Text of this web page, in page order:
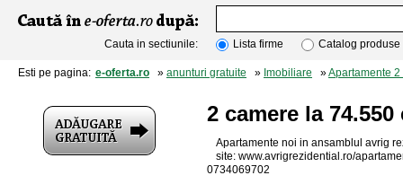
Cauta in sectiunile: Lista firme Catalog produse
Esti pe pagina: e-oferta.ro » anunturi gratuite » Imobiliare »Apartamente 2
2 camere la 74.550
Apartamente noi in ansamblul avrig
site: www.avrigrezidential.ro/
0734069702